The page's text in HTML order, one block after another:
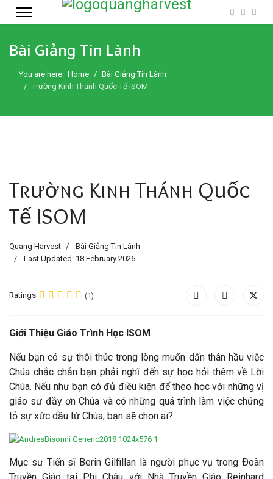
Bài Giảng Tin Lành
You are here: Home
Bài Giảng Tin Lành
Trường Kinh Thánh Quốc Tế ISOM
Trường Kinh Thánh Quốc
Tế ISOM
Quang Harvest
Bài Giảng Tin Lành
Last Updated: 18 February 2026
Ratings (1)
Giới Thiệu Giáo Trình Học ISOM
Nếu bạn có sự thôi thúc trong lòng muốn dấn thân hầu việc
Chúa chắc chắn bạn phải nghĩ đến sự học hỏi thêm về Lời
Chúa. Nếu như bạn có đủ điều kiện để theo học với những vị
giáo sư đầy ơn Chúa và có những quá trình làm việc chứng
tỏ sự xức dầu từ Chúa, bạn sẽ chọn ai?
Mục sư Tiến sĩ Berin Gilfillan là người phục vụ trong Ðoàn